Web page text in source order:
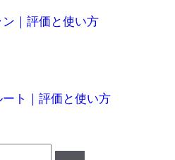
ン｜評価と使い方
ート｜評価と使い方